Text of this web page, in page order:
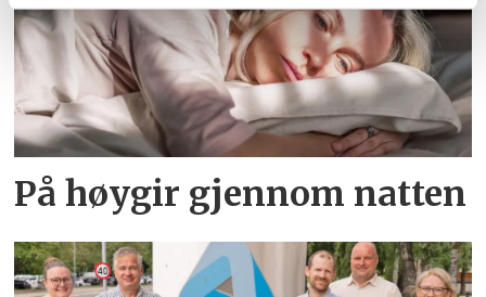
På høygir gjennom natten